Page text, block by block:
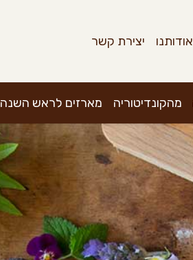
אודותנו יצירת קשר
מהקונדיטוריה מארזים לראש השנה